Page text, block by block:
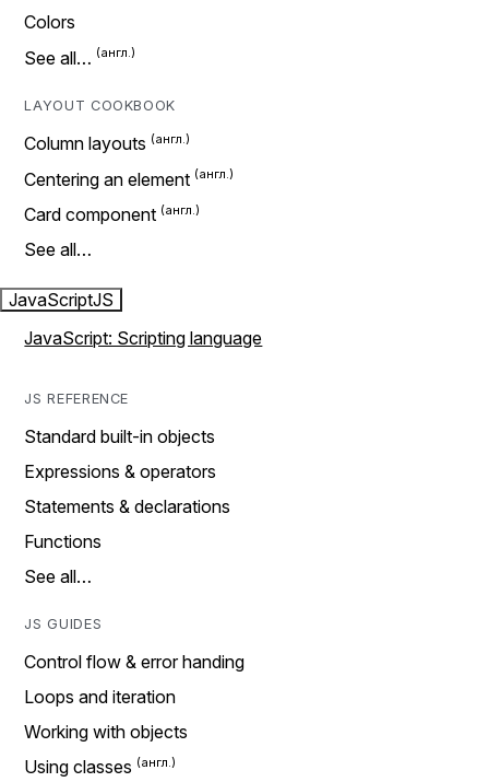
Colors
See all…
LAYOUT COOKBOOK
Column layouts
Centering an element
Card component
See all…
JavaScriptJS
JavaScript: Scripting language
JS REFERENCE
Standard built-in objects
Expressions & operators
Statements & declarations
Functions
See all…
JS GUIDES
Control flow & error handing
Loops and iteration
Working with objects
Using classes